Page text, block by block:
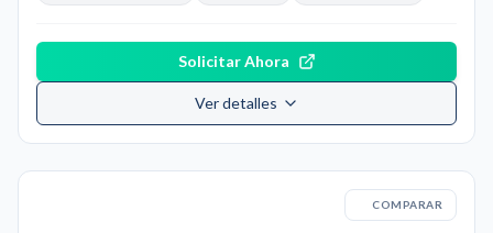
Solicitar Ahora
Ver detalles
COMPARAR